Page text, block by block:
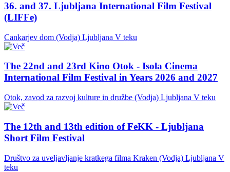
36. and 37. Ljubljana International Film Festival
(LIFFe)
Cankarjev dom (Vodja) Ljubljana V teku
The 22nd and 23rd Kino Otok - Isola Cinema
International Film Festival in Years 2026 and 2027
Otok, zavod za razvoj kulture in družbe (Vodja) Ljubljana V teku
The 12th and 13th edition of FeKK - Ljubljana
Short Film Festival
Društvo za uveljavljanje kratkega filma Kraken (Vodja) Ljubljana V
teku